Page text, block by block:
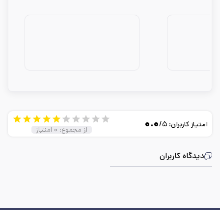
دیدگاه کاربران
امتیاز کاربران: ۰.۰/۵
از مجموع: ۰ امتیاز